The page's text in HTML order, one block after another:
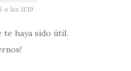
las 11:19
te haya sido útil.